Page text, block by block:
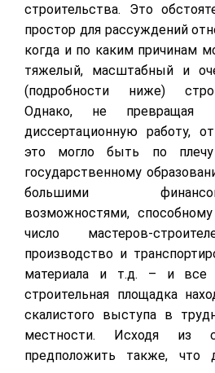
строительства. Это
простор для рассуждений
когда и по каким причинам
тяжелый, масштабный и
(подробности ниже)
Однако, не
диссертационную работу,
это могло быть по плечу
государственному
большими финансово-
возможностями,
число мастеров-
производство и
материала и т.д. – и
строительная площадка
скалистого выступа в
местности. Исходя из
предположить также, что